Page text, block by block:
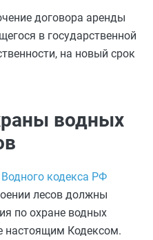
договора аренды
в государственной
на новый срок
водных
кодекса РФ
лесов должны
по охране водных
настоящим Кодексом.